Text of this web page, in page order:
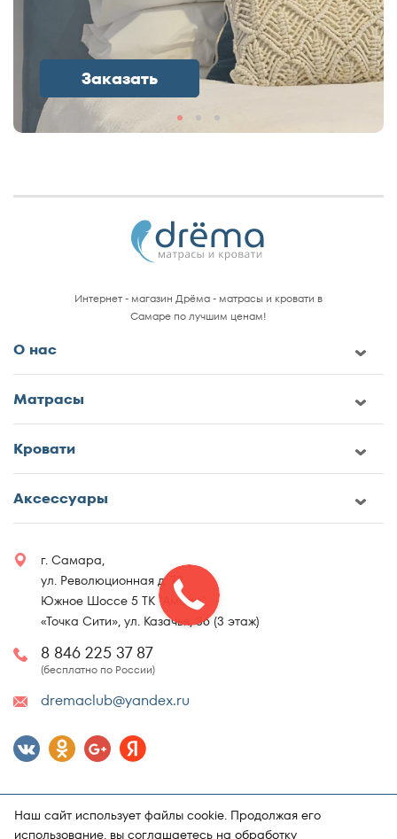
Заказать
Интернет - магазин Дрёма - матрасы и кровати в
Самаре по лучшим ценам!
О нас
Матрасы
Кровати
Аксессуары
г. Самара,
ул. Революционная д. 72
Южное Шоссе 5 ТК "Амбар"
«Точка Сити», ул. Казачья, 36 (3 этаж)
8 846 225 37 87
(бесплатно по России)
dremaclub@yandex.ru
Наш сайт использует файлы cookie. Продолжая его
использование, вы соглашаетесь на обработку